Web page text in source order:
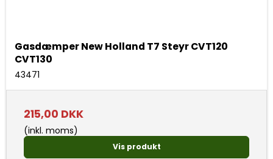
Gasdæmper New Holland T7 Steyr CVT120
CVT130
43471
215,00 DKK
(inkl. moms)
Vis produkt